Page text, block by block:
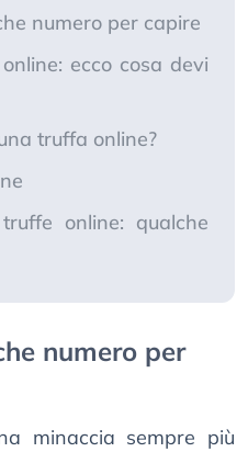
numero per capire
ecco cosa devi
truffa online?
online: qualche
numero per
minaccia sempre più